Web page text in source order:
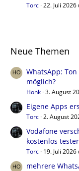
Torc 22. Juli
Neue Themen
WhatsApp:
möglich?
Honk 3. August
Eigene Apps
Torc 2. August
Vodafone
kostenlos
Torc 19. Juli 2026
mehrere